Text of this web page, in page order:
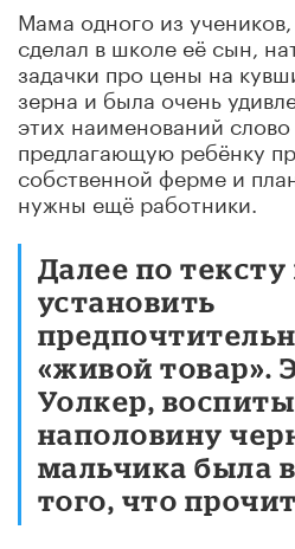
Мама одного из
сделал в школе её сын,
задачки про цены на
зерна и была очень
этих наименований слово
предлагающую ребёнку
собственной ферме и
нужны ещё работники.
Далее по
установить
«живой товар».
Уолкер,
наполовину
мальчика была
того, что